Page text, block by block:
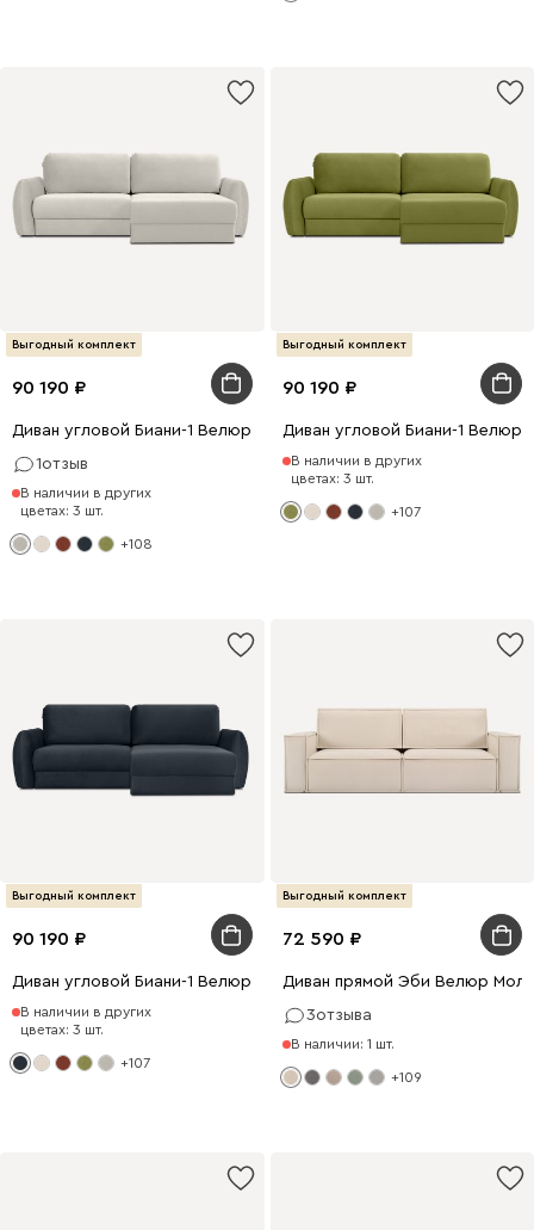
Выгодный комплект
90 190
Диван угловой Биани-1 Велюр Светло-серый
1отзыв
В наличии в других
цветах: 3 шт.
+108
Выгодный комплект
90 190
Диван угловой Биани-1 Велюр
В наличии в других
цветах: 3 шт.
+107
Выгодный комплект
90 190
Диван угловой Биани-1 Велюр Темно-синий
В наличии в других
цветах: 3 шт.
+107
Выгодный комплект
72 590
Диван прямой Эби Велюр
3отзыва
В наличии: 1 шт.
+109